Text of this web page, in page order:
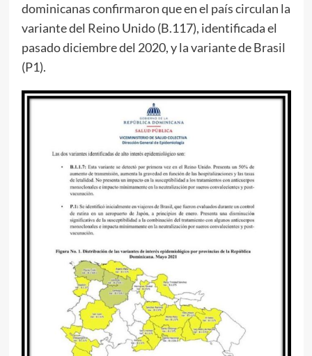
dominicanas confirmaron que en el país circulan la
variante del Reino Unido (B.117), identificada el
pasado diciembre del 2020, y la variante de Brasil
(P1).